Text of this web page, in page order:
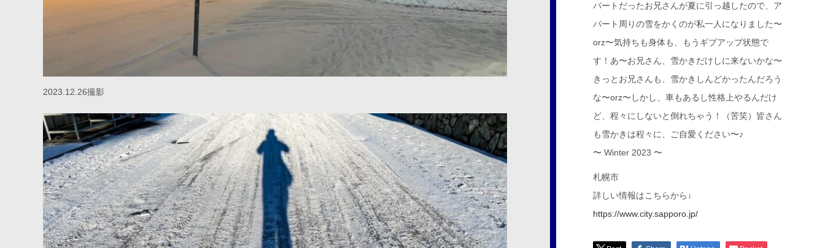
2023.12.26撮影
パートだったお兄さんが夏に引っ越したので、ア
パート周りの雪をかくのが私一人になりました〜
orz〜気持ちも身体も、もうギブアップ状態で
す！あ〜お兄さん、雪かきだけしに来ないかな〜
きっとお兄さんも、雪かきしんどかったんだろう
な〜orz〜しかし、車もあるし性格上やるんだけ
ど、程々にしないと倒れちゃう！（苦笑）皆さん
も雪かきは程々に、ご自愛ください〜♪
〜 Winter 2023 〜
札幌市
詳しい情報はこちらから↓
https://www.city.sapporo.jp/